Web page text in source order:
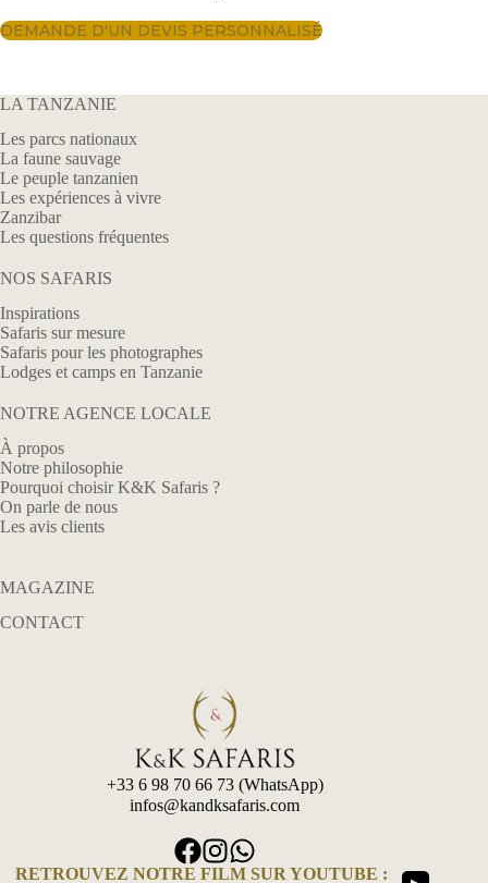
DEMANDE D'UN DEVIS PERSONNALISÉ
LA TANZANIE
Les parcs nationaux
La faune sauvage
Le peuple tanzanien
Les expériences à vivre
Zanzibar
Les questions fréquentes
NOS SAFARIS
Inspirations
Safaris sur mesure
Safaris pour les photographes
Lodges et camps en Tanzanie
NOTRE AGENCE LOCALE
À propos
Notre philosophie
Pourquoi choisir K&K Safaris ?
On parle de nous
Les avis clients
MAGAZINE
CONTACT
+33 6 98 70 66 73 (WhatsApp)
infos@kandksafaris.com
RETROUVEZ NOTRE FILM SUR YOUTUBE :